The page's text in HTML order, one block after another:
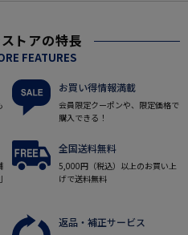
トアの特長
FEATURES
お買い得情報満載
会員限定クーポンや、限定価格で
購入できる！
全国送料無料
5,000円（税込）以上のお買い上
げで送料無料
返品・補正サービス